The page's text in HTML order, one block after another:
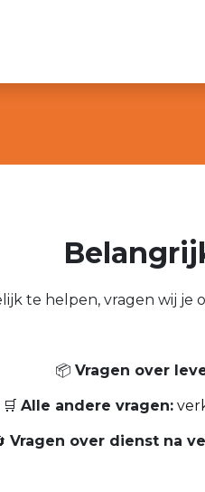
te helpen, vragen wij
📦 Vragen over
🛒 Alle andere vragen:
Vragen over dienst na